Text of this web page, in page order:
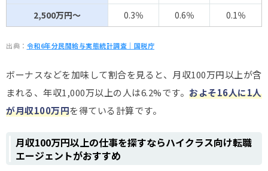
2,500万円～
0.3％ 0.6％ 0.1％
出典： 令和6年分民間給与実態統計調査｜国税庁
ボーナスなどを加味して割合を見ると、月収100万円以上が含
まれる、年収1,000万以上の人は6.2%です。 およそ16人に1人
が月収100万円を得ている計算です。
月収100万円以上の仕事を探すならハイクラス向け転職
エージェントがおすすめ